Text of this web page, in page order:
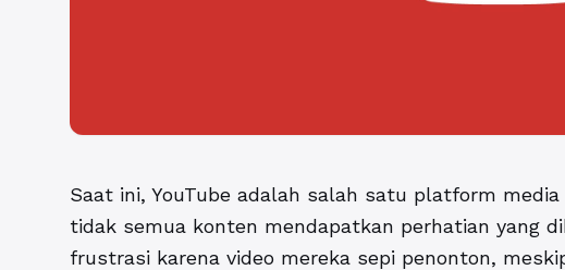
Saat ini, YouTube adalah salah satu platform
tidak semua konten mendapatkan perhatian yang
frustrasi karena video mereka sepi penonton,